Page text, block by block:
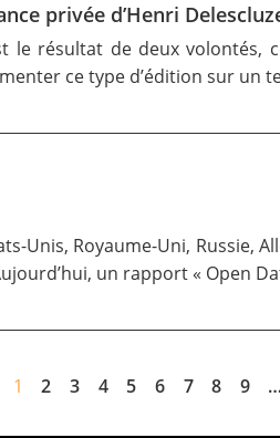
privée d’Henri
résultat de deux volontés,
ce type d’édition sur
Unis, Royaume-Uni,
un rapport « Open
1 2 3 4 5 6 7 8 9 …